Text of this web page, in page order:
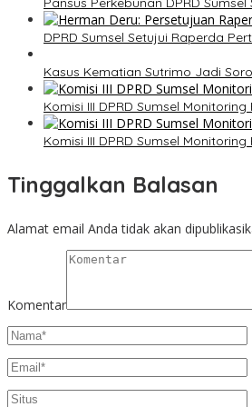
DPRD Sumsel Setujui Raperda
Kasus Kematian Sutrimo Jadi
Komisi III DPRD Sumsel
Komisi III DPRD Sumsel
Tinggalkan Balasan
Alamat email Anda tidak akan
Komentar